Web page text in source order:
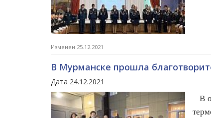
Изменен 25.12.2021
В Мурманске прошла
Дата 24.12.2021
В